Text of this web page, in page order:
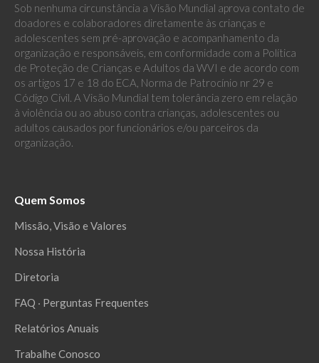
Sob nenhuma circunstância a Visão Mundial aprova contato de
doadores e colaboradores diretamente às crianças e
adolescentes sem pré-aprovação e acompanhamento da
organização e responsáveis, em conformidade com a Política
de Proteção de Crianças e Adultos da WVI e de acordo com
os artigos 17 e 18 do ECA, Norma de Patrocínio nr 29 e
Código Civil. A Visão Mundial tem tolerância zero em relação
à violência ou ao abuso contra crianças, adolescentes ou
adultos causados por funcionários e/ou parceiros da
organização.
Quem Somos
Missão, Visão e Valores
Nossa História
Diretoria
FAQ ‧ Perguntas Frequentes
Relatórios Anuais
Trabalhe Conosco